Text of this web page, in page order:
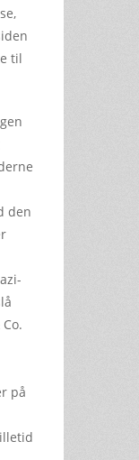
til
den
på